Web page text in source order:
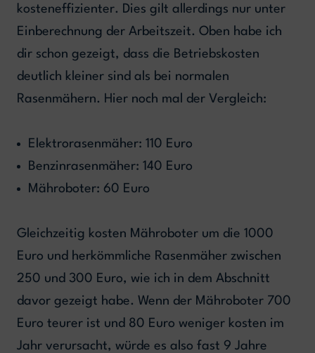
kosteneffizienter. Dies gilt allerdings nur unter
Einberechnung der Arbeitszeit. Oben habe ich
dir schon gezeigt, dass die Betriebskosten
deutlich kleiner sind als bei normalen
Rasenmähern. Hier noch mal der Vergleich:
Elektrorasenmäher: 110 Euro
Benzinrasenmäher: 140 Euro
Mähroboter: 60 Euro
Gleichzeitig kosten Mähroboter um die 1000
Euro und herkömmliche Rasenmäher zwischen
250 und 300 Euro, wie ich in dem Abschnitt
davor gezeigt habe. Wenn der Mähroboter 700
Euro teurer ist und 80 Euro weniger kosten im
Jahr verursacht, würde es also fast 9 Jahre